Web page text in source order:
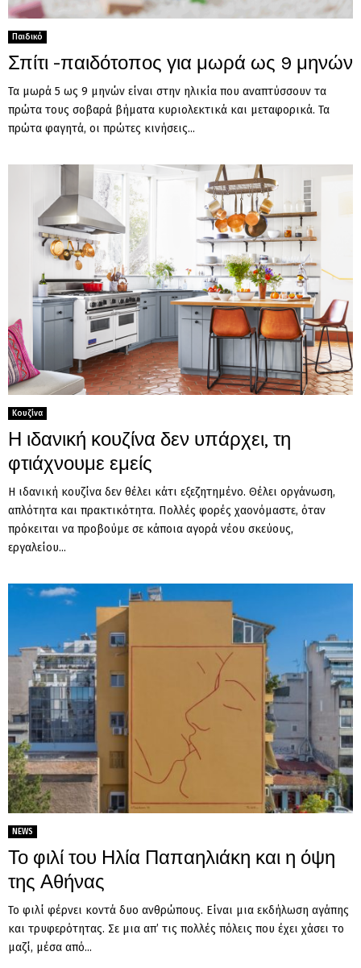
Παιδικό
Σπίτι -παιδότοπος για μωρά ως 9 μηνών
Τα μωρά 5 ως 9 μηνών είναι στην ηλικία που αναπτύσσουν τα
πρώτα τους σοβαρά βήματα κυριολεκτικά και μεταφορικά. Τα
πρώτα φαγητά, οι πρώτες κινήσεις...
Κουζίνα
Η ιδανική κουζίνα δεν υπάρχει, τη
φτιάχνουμε εμείς
Η ιδανική κουζίνα δεν θέλει κάτι εξεζητημένο. Θέλει οργάνωση,
απλότητα και πρακτικότητα. Πολλές φορές χαονόμαστε, όταν
πρόκειται να προβούμε σε κάποια αγορά νέου σκεύους,
εργαλείου...
NEWS
Το φιλί του Ηλία Παπαηλιάκη και η όψη
της Αθήνας
Το φιλί φέρνει κοντά δυο ανθρώπους. Είναι μια εκδήλωση αγάπης
και τρυφερότητας. Σε μια απ’ τις πολλές πόλεις που έχει χάσει το
μαζί, μέσα από...